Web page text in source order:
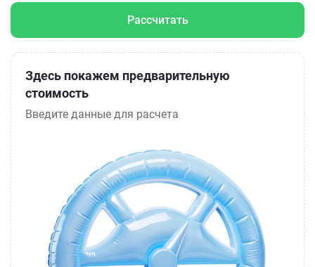
Рассчитать
Здесь покажем предварительную
стоимость
Введите данные для расчета